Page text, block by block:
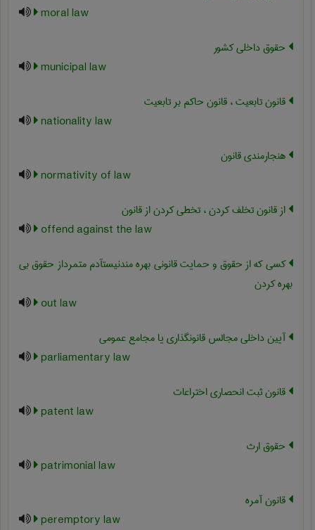
moral law
حقوق داخلی کشور
municipal law
قانون تابعیت ، قانون حاکم بر تابعیت
nationality law
هنجارمندی قانون
normativity of law
از قانون تخلف کردن ، تخطی کردن از قانون
offend against the law
کسی که از حقوق و حمایت قانونی بهره مندنیستآدم متمرداز حقوق بی
بهره کردن
out law
آیین داخلی مجالس قانونگذاری یا مجامع عمومی
parliamentary law
قانون ثبت انحصاری اختراعات
patent law
حقوق ارث
patrimonial law
قانون آمره
peremptory law